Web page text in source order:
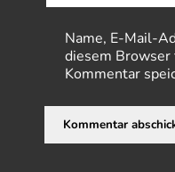
Name, E-Mail-
diesem Browser
Kommentar